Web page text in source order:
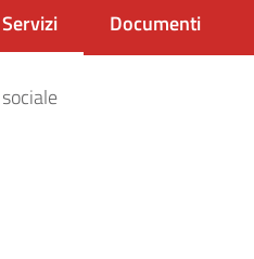
Servizi Documenti